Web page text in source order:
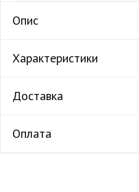
Опис
Характеристики
Доставка
Оплата